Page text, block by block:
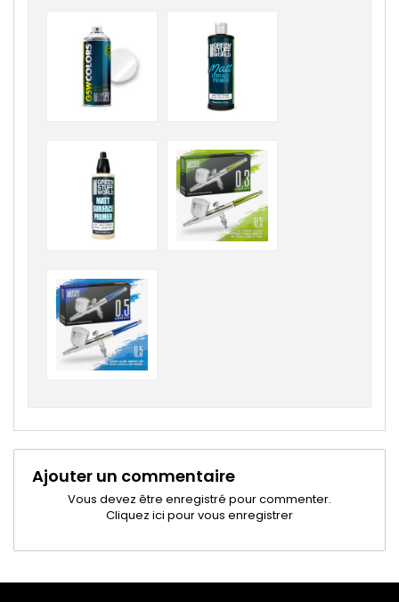
Ajouter un commentaire
Vous devez être enregistré pour commenter.
Cliquez ici pour vous enregistrer